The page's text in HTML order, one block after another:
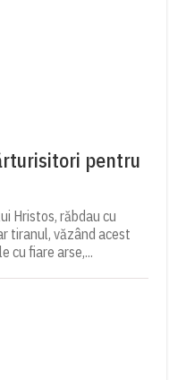
pentru
Hristos, răbdau cu
tiranul, văzând acest
cu fiare arse,...